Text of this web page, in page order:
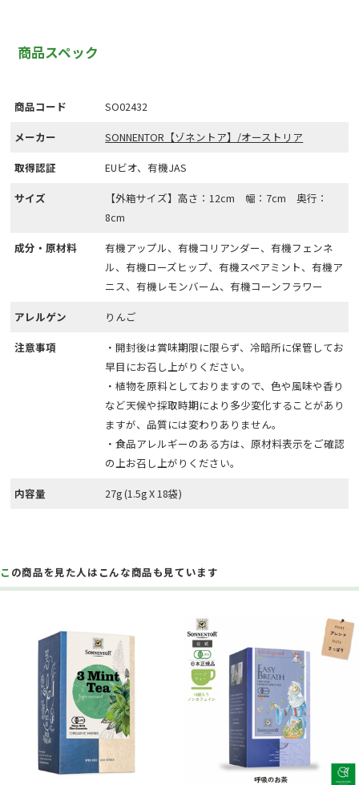
商品スペック
商品コード
SO02432
メーカー
SONNENTOR【ゾネントア】/オーストリア
取得認証
EUビオ、有機JAS
サイズ
【外箱サイズ】高さ：12cm 幅：7cm 奥行：
8cm
成分・原材料
有機アップル、有機コリアンダー、有機フェンネ
ル、有機ローズヒップ、有機スペアミント、有機ア
ニス、有機レモンバーム、有機コーンフラワー
アレルゲン
りんご
注意事項
・開封後は賞味期限に限らず、冷暗所に保管してお
早目にお召し上がりください。
・植物を原料としておりますので、色や風味や香り
など天候や採取時期により多少変化することがあり
ますが、品質には変わりありません。
・食品アレルギーのある方は、原材料表示をご確認
の上お召し上がりください。
内容量
27g (1.5g X 18袋)
この商品を見た人はこんな商品も見ています